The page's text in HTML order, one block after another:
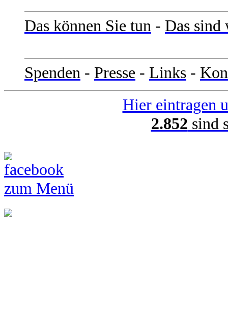
Das können Sie tun - Das sind
Spenden - Presse - Links -
Hier eintragen
2.852 sind
zum Menü